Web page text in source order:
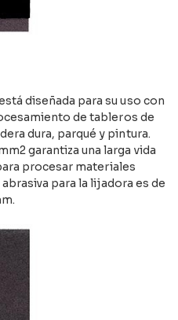
diseñada para su uso con
de tableros de
dura, parqué y pintura.
garantiza una larga vida
procesar materiales
para la lijadora es de